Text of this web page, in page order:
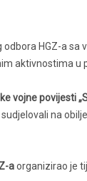
HGZ-a
aktivnostima u
vojne povijesti
na
aorganizirao je